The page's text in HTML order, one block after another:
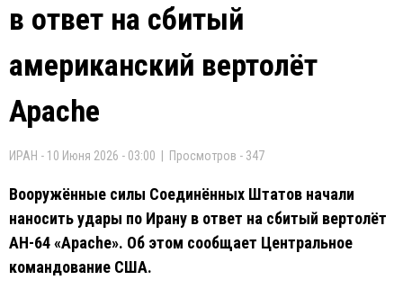
в ответ на сбитый
американский вертолёт
Apache
ИРАН - 10 Июня 2026 - 03:00 | Просмотров - 347
Вооружённые силы Соединённых Штатов начали
наносить удары по Ирану в ответ на сбитый вертолёт
AH-64 «Apache». Об этом сообщает Центральное
командование США.